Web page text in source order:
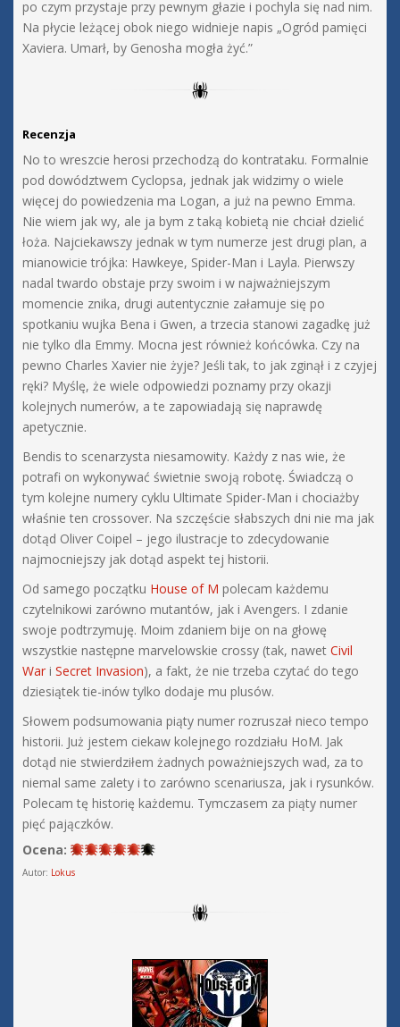
po czym przystaje przy pewnym głazie i pochyla się nad nim.
Na płycie leżącej obok niego widnieje napis „Ogród pamięci
Xaviera. Umarł, by Genosha mogła żyć.”
Recenzja
No to wreszcie herosi przechodzą do kontrataku. Formalnie
pod dowództwem Cyclopsa, jednak jak widzimy o wiele
więcej do powiedzenia ma Logan, a już na pewno Emma.
Nie wiem jak wy, ale ja bym z taką kobietą nie chciał dzielić
łoża. Najciekawszy jednak w tym numerze jest drugi plan, a
mianowicie trójka: Hawkeye, Spider-Man i Layla. Pierwszy
nadal twardo obstaje przy swoim i w najważniejszym
momencie znika, drugi autentycznie załamuje się po
spotkaniu wujka Bena i Gwen, a trzecia stanowi zagadkę już
nie tylko dla Emmy. Mocna jest również końcówka. Czy na
pewno Charles Xavier nie żyje? Jeśli tak, to jak zginął i z czyjej
ręki? Myślę, że wiele odpowiedzi poznamy przy okazji
kolejnych numerów, a te zapowiadają się naprawdę
apetycznie.
Bendis to scenarzysta niesamowity. Każdy z nas wie, że
potrafi on wykonywać świetnie swoją robotę. Świadczą o
tym kolejne numery cyklu Ultimate Spider-Man i chociażby
właśnie ten crossover. Na szczęście słabszych dni nie ma jak
dotąd Oliver Coipel – jego ilustracje to zdecydowanie
najmocniejszy jak dotąd aspekt tej historii.
Od samego początku House of M polecam każdemu
czytelnikowi zarówno mutantów, jak i Avengers. I zdanie
swoje podtrzymuję. Moim zdaniem bije on na głowę
wszystkie następne marvelowskie crossy (tak, nawet Civil
War i Secret Invasion), a fakt, że nie trzeba czytać do tego
dziesiątek tie-inów tylko dodaje mu plusów.
Słowem podsumowania piąty numer rozruszał nieco tempo
historii. Już jestem ciekaw kolejnego rozdziału HoM. Jak
dotąd nie stwierdziłem żadnych poważniejszych wad, za to
niemal same zalety i to zarówno scenariusza, jak i rysunków.
Polecam tę historię każdemu. Tymczasem za piąty numer
pięć pajączków.
Ocena:
Autor: Lokus